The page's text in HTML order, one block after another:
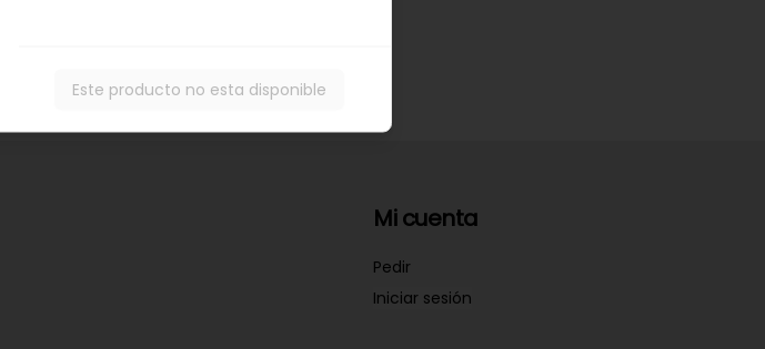
Mi cuenta
Pedir
Iniciar sesión
Este producto no esta disponible